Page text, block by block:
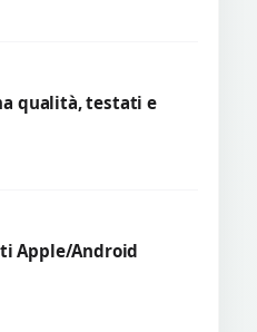
qualità, testati e
Apple/Android